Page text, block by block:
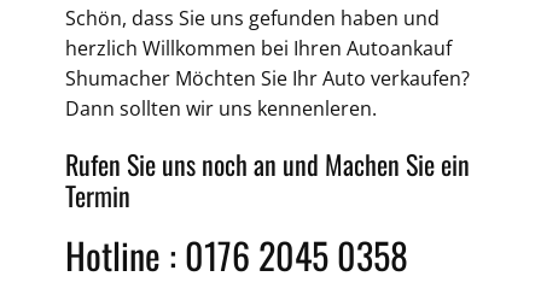
Schön, dass Sie uns gefunden haben und
herzlich Willkommen bei Ihren Autoankauf
Shumacher Möchten Sie Ihr Auto verkaufen?
Dann sollten wir uns kennenleren.
Rufen Sie uns noch an und Machen Sie ein
Termin
Hotline : 0176 2045 0358